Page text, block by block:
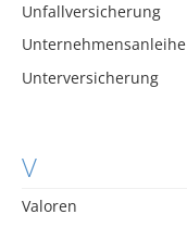
Unfallversicherung
Unternehmensanleihe
Unterversicherung
V
Valoren